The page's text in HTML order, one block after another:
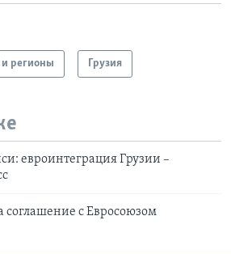
регионы Грузия
евроинтеграция Грузии –
соглашение с Евросоюзом